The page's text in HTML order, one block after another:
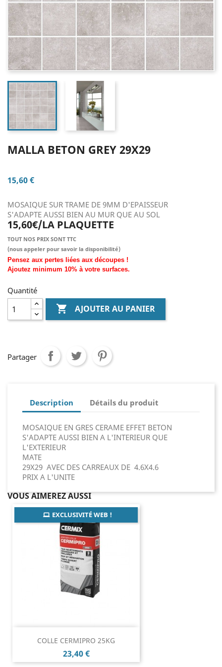
MALLA BETON GREY 29X29
15,60 €
MOSAIQUE SUR TRAME DE 9MM D'EPAISSEUR
S'ADAPTE AUSSI BIEN AU MUR QUE AU SOL
15,60€/LA PLAQUETTE
TOUT NOS PRIX SONT TTC
(nous appeler pour savoir la disponibilité)
Pensez aux pertes liées aux découpes !
Ajoutez minimum 10% à votre surfaces.
Quantité
 AJOUTER AU PANIER
Partager
Description Détails du produit
MOSAIQUE EN GRES CERAME EFFET BETON
S'ADAPTE AUSSI BIEN A L'INTERIEUR QUE
L'EXTERIEUR
MATE
29X29 AVEC DES CARREAUX DE 4.6X4.6
PRIX A L'UNITE
VOUS AIMEREZ AUSSI
COLLE CERMIPRO 25KG
Prix
23,40 €
EXCLUSIVITÉ WEB !